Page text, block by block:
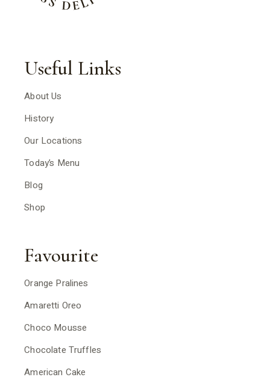
Useful Links
About Us
History
Our Locations
Today’s Menu
Blog
Shop
Favourite
Orange Pralines
Amaretti Oreo
Choco Mousse
Chocolate Truffles
American Cake